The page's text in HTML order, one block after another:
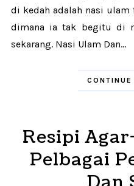
di kedah adalah nasi
dimana ia tak begitu di
sekarang. Nasi Ulam Dan...
CONTINUE
Resipi
Pelbagai